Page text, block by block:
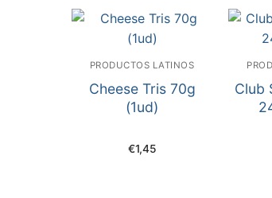
PRODUCTOS LATINOS
Cheese Tris 70g
(1ud)
€1,45
Club